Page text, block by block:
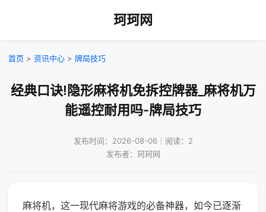
珂珂网
首页 > 资讯中心 > 牌局技巧
经典口诀!隐形麻将机免拆控牌器_麻将机万
能遥控耐用吗-牌局技巧
发布时间：2026-08-06｜阅读：2
发布者：珂珂网
麻将机，这一现代麻将游戏的必备神器，如今已逐渐